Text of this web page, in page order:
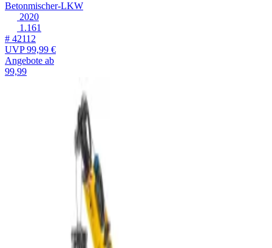
Betonmischer-LKW
2020
1.161
# 42112
UVP99,99 €
Angebote ab
99,99